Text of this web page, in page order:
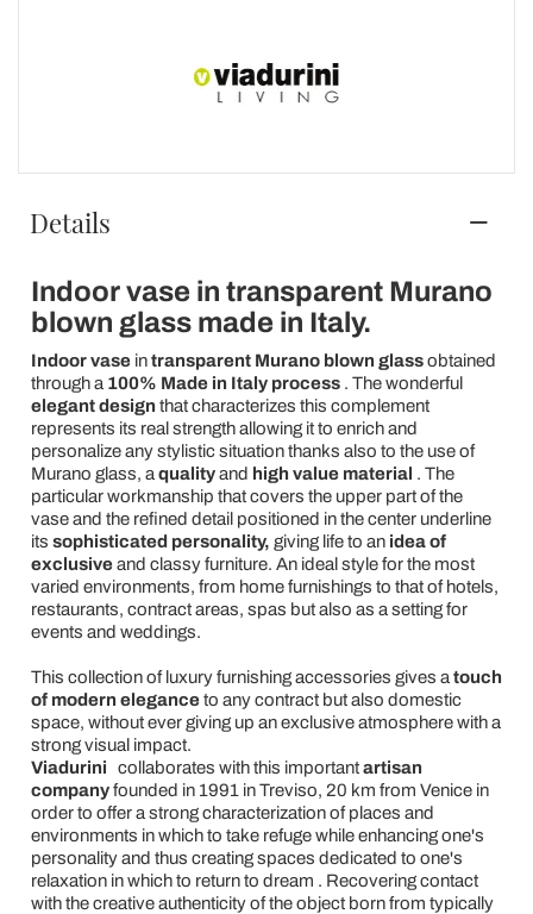
Details
Indoor vase in transparent Murano
blown glass made in Italy.
Indoor vaseintransparent Murano blown glassobtained
through a 100% Made in Italy process. The wonderful
elegant design that characterizes this complement
represents its real strength allowing it to enrich and
personalize any stylistic situation thanks also to the use of
Murano glass, a qualityand high value material . The
particular workmanship that covers the upper part of the
vase and the refined detail positioned in the center underline
its sophisticated personality, giving life to an idea of
exclusiveand classy furniture. An ideal style for the most
varied environments, from home furnishings to that of hotels,
restaurants, contract areas, spas but also as a setting for
events and weddings.
This collection of luxury furnishing accessories gives a touch
of modern eleganceto any contract but also domestic
space, without ever giving up an exclusive atmosphere with a
strong visual impact.
Viadurini
collaborates with this importantartisan
companyfounded in 1991 in Treviso, 20 km from Venice in
order to offer a strong characterization of places and
environments in which to take refuge while enhancing one's
personality and thus creating spaces dedicated to one's
relaxation in which to return to dream . Recovering contact
with the creative authenticity of the object born from typically